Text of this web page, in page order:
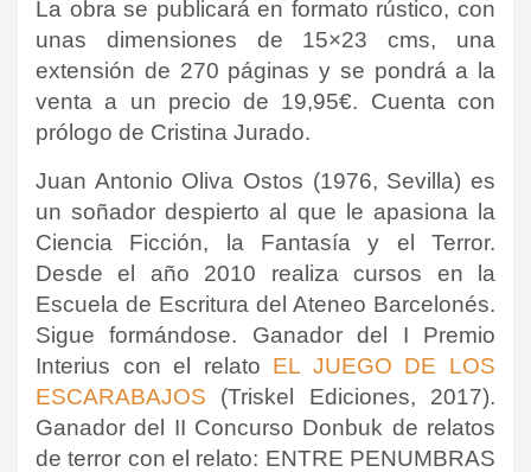
La obra se publicará en formato rústico, con
unas dimensiones de 15×23 cms, una
extensión de 270 páginas y se pondrá a la
venta a un precio de 19,95€. Cuenta con
prólogo de Cristina Jurado.
Juan Antonio Oliva Ostos (1976, Sevilla) es
un soñador despierto al que le apasiona la
Ciencia Ficción, la Fantasía y el Terror.
Desde el año 2010 realiza cursos en la
Escuela de Escritura del Ateneo Barcelonés.
Sigue formándose. Ganador del I Premio
Interius con el relato EL JUEGO DE LOS
ESCARABAJOS (Triskel Ediciones, 2017).
Ganador del II Concurso Donbuk de relatos
de terror con el relato: ENTRE PENUMBRAS